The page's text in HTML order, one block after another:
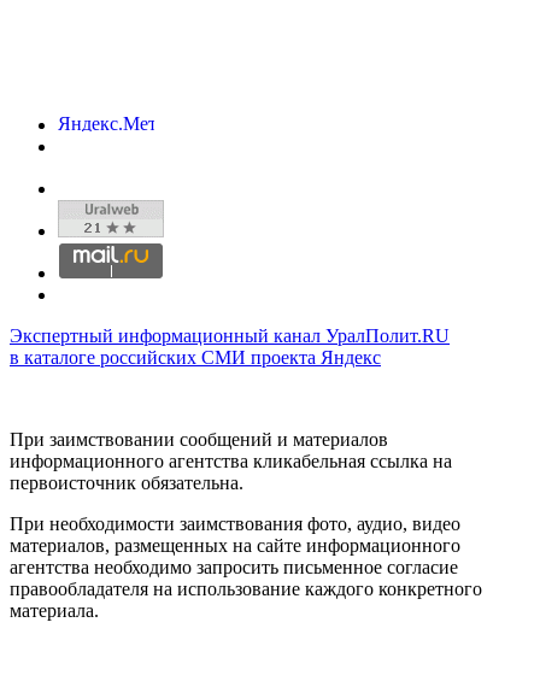
Экспертный информационный канал УралПолит.RU
в каталоге российских СМИ проекта Яндекс
При заимствовании сообщений и материалов
информационного агентства кликабельная ссылка на
первоисточник обязательна.
При необходимости заимствования фото, аудио, видео
материалов, размещенных на сайте информационного
агентства необходимо запросить письменное согласие
правообладателя на использование каждого конкретного
материала.